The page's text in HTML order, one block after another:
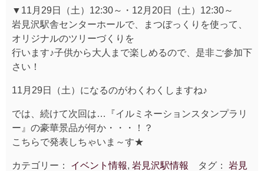
▼11月29日（土）12:30～・12月20日（土）12:30～
岩見沢駅舎センターホールで、まつぼっくりを使って、
オリジナルのツリーづくりを
行います♪子供から大人まで楽しめるので、是非ご参加下
さい！
11月29日（土）になるのがわくわくしますね♪
では、続けて次回は…『イルミネーションスタンプラリ
ー』の豪華景品が何か・・・！？
こちらで発表しちゃいま～す★
カテゴリー： イベント情報, 岩見沢駅情報 タグ： 岩見